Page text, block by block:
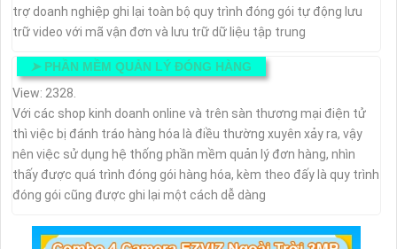
trợ doanh nghiệp ghi lại toàn bộ quy trình đóng gói tự động lưu
trữ video với mã vận đơn và lưu trữ dữ liệu tập trung
➤ PHẦN MỀM QUẢN LÝ ĐÓNG HÀNG
View: 2328.
Với các shop kinh doanh online và trên sàn thương mại điện tử
thì việc bị đánh tráo hàng hóa là điều thường xuyên xảy ra, vậy
nên việc sử dụng hệ thống phần mềm quản lý đơn hàng, nhìn
thấy được quá trình đóng gói hàng hóa, kèm theo đấy là quy trình
đóng gói cũng được ghi lại một cách dễ dàng